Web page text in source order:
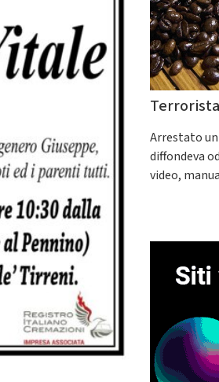
Arrestato
diffondeva
video,